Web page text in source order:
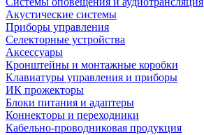
Акустические системы
Приборы управления
Селекторные устройства
Аксессуары
Кронштейны и монтажные коробки
Клавиатуры управления и приборы
ИК прожекторы
Блоки питания и адаптеры
Коннекторы и переходники
Кабельно-проводниковая продукция